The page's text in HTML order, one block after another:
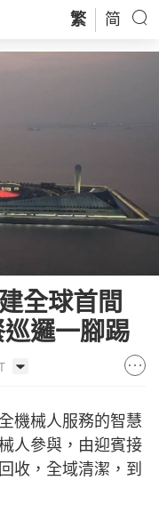
繁 简
全球首間
邏一腳踢
機械人服務的智慧
人參與，由迎賓接
收，全域清潔，到